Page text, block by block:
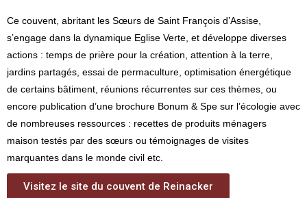
Ce couvent, abritant les Sœurs de Saint François d’Assise
s’engage dans la dynamique Eglise Verte , et développe diverses
actions : temps de prière pour la création, attention à la terre,
jardins partagés, essai de permaculture, optimisation énergétique
de certains bâtiment, réunions récurrentes sur ces thèmes, ou
encore publication d’une brochure Bonum & Spe sur l’écologie avec
de nombreuses ressources : recettes de produits ménagers
maison testés par des sœurs ou témoignages de visites
marquantes dans le monde civil etc.
Visitez le site du couvent de Reinacker